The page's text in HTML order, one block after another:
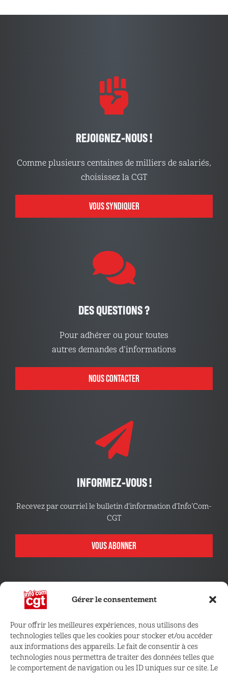
Gérer le consentement
Pour offrir les meilleures expériences, nous utilisons des
technologies telles que les cookies pour stocker et/ou accéder
aux informations des appareils. Le fait de consentir à ces
technologies nous permettra de traiter des données telles que
le comportement de navigation ou les ID uniques sur ce site. Le
REJOIGNEZ-NOUS !
Comme plusieurs centaines de milliers de salariés,
choisissez la CGT
VOUS SYNDIQUER
DES QUESTIONS ?
Pour adhérer ou pour toutes
autres demandes d’informations
NOUS CONTACTER
INFORMEZ-VOUS !
Recevez par courriel le bulletin d’information d’Info’Com-
CGT
VOUS ABONNER
CONNECTEZ VOUS !